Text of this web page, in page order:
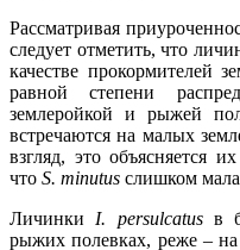
Рассматривая
следует отметить, что
качестве прокормителей
равной степени
землеройкой и рыжей
встречаются на малых
взгляд, это объясняется
что S. minutus слишком
Личинки I. persulcatusв
рыжих полевках, реже –